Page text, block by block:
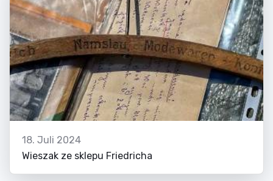
18. Juli 2024
Wieszak ze sklepu Friedricha